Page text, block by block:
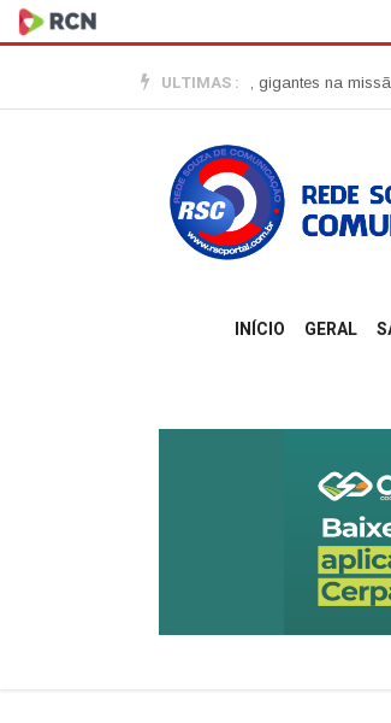
ULTIMAS :
Pequenos no tamanho, gigantes na missão:
INÍCIO GERAL